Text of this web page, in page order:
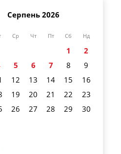
Серпень 2026
Ср Чт Пт Сб Нд
1
2
5 6 7 8
9
12 13 14 15
16
19 20 21 22
23
26 27 28 29
30